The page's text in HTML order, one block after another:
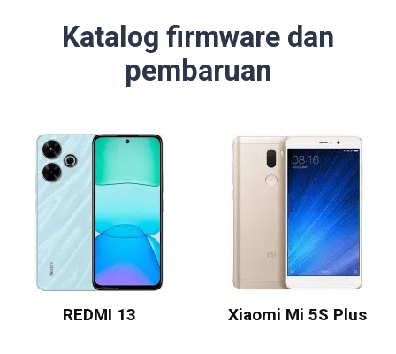
Katalog firmware dan
pembaruan
REDMI 13 Xiaomi Mi 5S Plus